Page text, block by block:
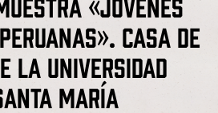
Casa de
la Universidad
María